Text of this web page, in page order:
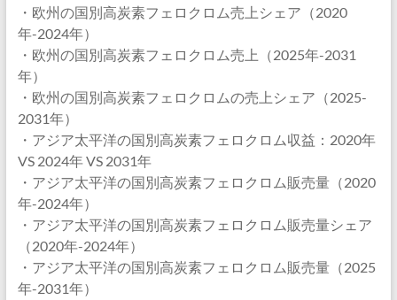
・欧州の国別高炭素フェロクロム売上シェア（2020
年-2024年）
・欧州の国別高炭素フェロクロム売上（2025年-2031
年）
・欧州の国別高炭素フェロクロムの売上シェア（2025-
2031年）
・アジア太平洋の国別高炭素フェロクロム収益：2020年
VS 2024年 VS 2031年
・アジア太平洋の国別高炭素フェロクロム販売量（2020
年-2024年）
・アジア太平洋の国別高炭素フェロクロム販売量シェア
（2020年-2024年）
・アジア太平洋の国別高炭素フェロクロム販売量（2025
年-2031年）